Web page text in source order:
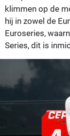
klimmen op de
hij in zowel de
Euroseries,
Series, dit is